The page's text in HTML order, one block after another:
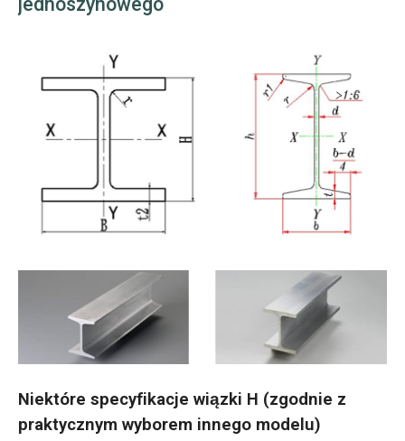
Niektóre specyfikacje wiązki H (zgodnie z
praktycznym wyborem innego modelu)